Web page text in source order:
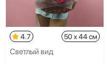
4.7 50 x 44 см
Светлый вид